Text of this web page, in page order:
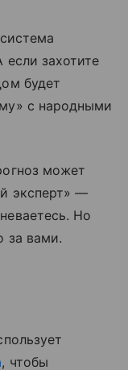
захотите
будет
с народными
может
эксперт» —
Но
за вами.
, чтобы